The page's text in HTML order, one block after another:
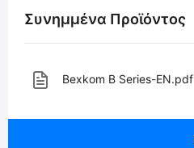
Συνημμένα Προϊόντος
Bexkom B Series-EN.pdf